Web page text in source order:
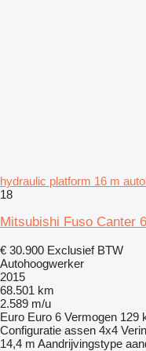
hydraulic platform 16 m
18
Mitsubishi Fuso Canter
€ 30.900 Exclusief BTW
Autohoogwerker
2015
68.501 km
2.589 m/u
Euro Euro 6 Vermogen 129
Configuratie assen 4x4
14,4 m Aandrijvingstype